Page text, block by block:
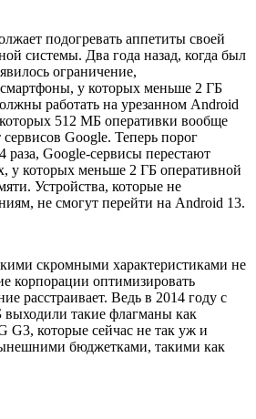
подогревать аппетиты своей
системы. Два года назад, когда был
ограничение,
у которых меньше 2 ГБ
работать на урезанном Android
которых 512 МБ оперативки вообще
Google. Теперь порог
Google-сервисы перестают
у которых меньше 2 ГБ оперативной
Устройства, которые не
не смогут перейти на Android 13.
скромными характеристиками не
корпорации оптимизировать
расстраивает. Ведь в 2014 году с
такие флагманы как
G3, которые сейчас не так уж и
бюджетками, такими как